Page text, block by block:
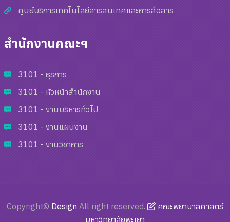
ศูนย์บริการเทคโนโลยีสารสนเทศและการสื่อสาร
สำนักงานคณะฯ
3101 - ธุรการ
3101 - หัวหน้าสำนักงาน
3101 - งานบริหารทั่วไป
3101 - งานแผนงาน
3101 - งานวิชาการ
Copyright© Design All right reserved.
คณะพยาบาลศาสตร์
มหาวิทยาลัยพะเยา